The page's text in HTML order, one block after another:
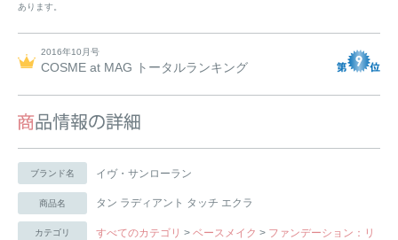
あります。
2016年10月号
COSME at MAG トータルランキング
ブランド名 イヴ・サンローラン
商品名 タン ラディアント タッチ エクラ
カテゴリ すべてのカテゴリ > ベースメイク > ファンデーション：リ